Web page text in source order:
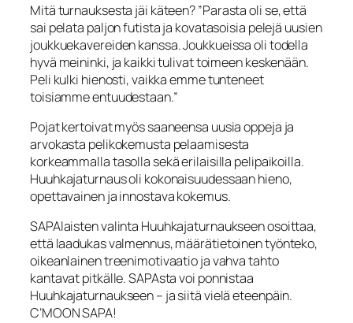
Mitä turnauksesta jäi käteen?”Parasta oli se, että
sai pelata paljon futista ja kovatasoisia pelejä uusien
joukkuekavereiden kanssa. Joukkueissa oli todella
hyvä meininki, ja kaikki tulivat toimeen keskenään.
Peli kulki hienosti, vaikka emme tunteneet
toisiamme entuudestaan.”
Pojat kertoivat myös saaneensa uusia oppeja ja
arvokasta pelikokemusta pelaamisesta
korkeammalla tasolla sekä erilaisilla pelipaikoilla.
Huuhkajaturnaus oli kokonaisuudessaan hieno,
opettavainen ja innostava kokemus.
SAPAlaisten valinta Huuhkajaturnaukseen osoittaa,
että laadukas valmennus, määrätietoinen työnteko,
oikeanlainen treenimotivaatio ja vahva tahto
kantavat pitkälle. SAPAsta voi ponnistaa
Huuhkajaturnaukseen – ja siitä vielä eteenpäin.
C’MOON SAPA!